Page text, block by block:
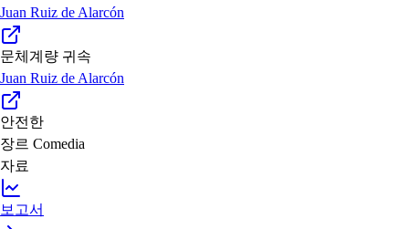
Juan Ruiz de Alarcón
문체계량 귀속
Juan Ruiz de Alarcón
안전한
장르 Comedia
자료
보고서